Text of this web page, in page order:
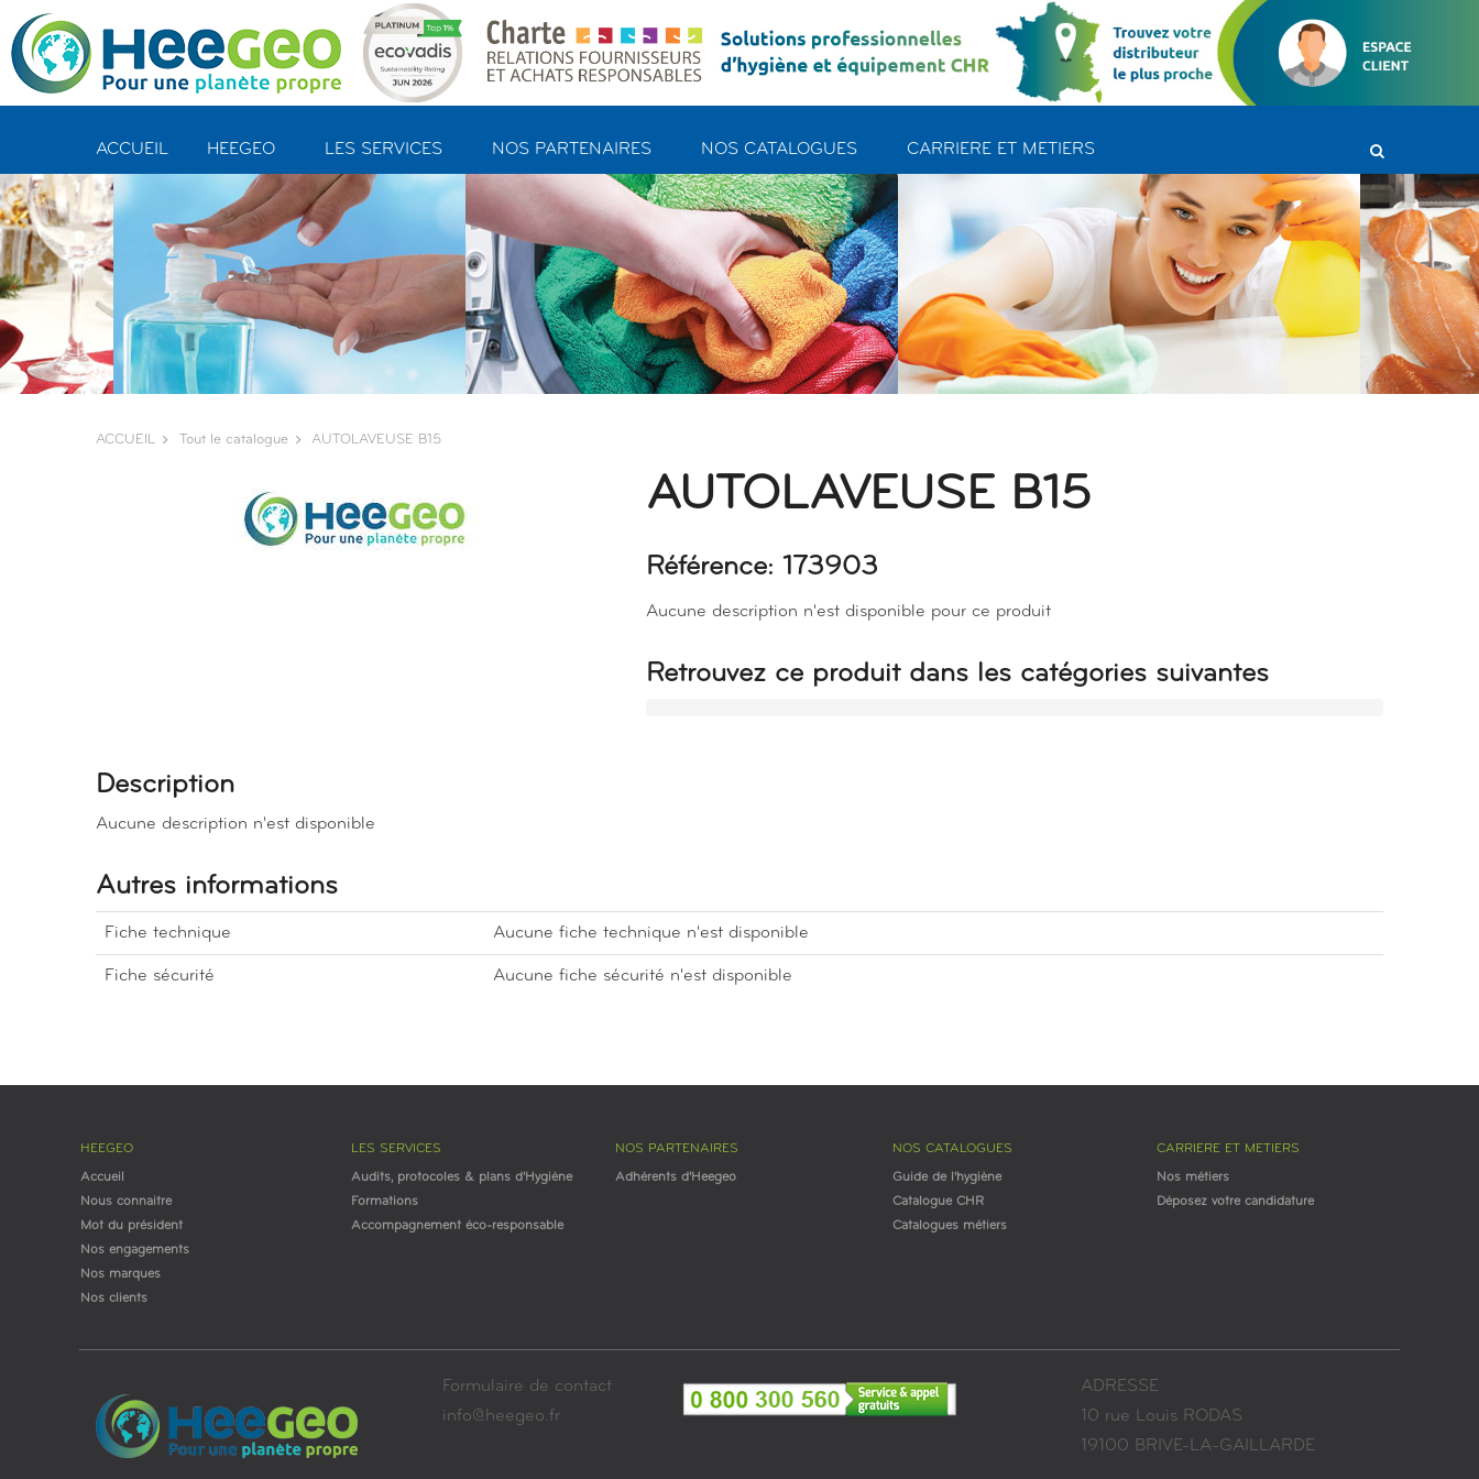
ACCUEIL HEEGEO LES SERVICES NOS PARTENAIRES NOS CATALOGUES CARRIERE ET METIERS
ACCUEIL Tout le catalogue AUTOLAVEUSE B15
AUTOLAVEUSE B15
Référence: 173903
Aucune description n'est disponible pour ce produit
Retrouvez ce produit dans les catégories suivantes
Description
Aucune description n'est disponible
Autres informations
Fiche technique Aucune fiche technique n'est disponible
Fiche sécurité Aucune fiche sécurité n'est disponible
HEEGEO
Accueil
Nous connaitre
Mot du président
Nos engagements
Nos marques
Nos clients
LES SERVICES
Audits, protocoles & plans d'Hygiène
Formations
Accompagnement éco-responsable
NOS PARTENAIRES
Adhérents d'Heegeo
NOS CATALOGUES
Guide de l'hygiène
Catalogue CHR
Catalogues métiers
CARRIERE ET METIERS
Nos métiers
Déposez votre candidature
Formulaire de contact
info@heegeo.fr
ADRESSE
10 rue Louis RODAS
19100 BRIVE-LA-GAILLARDE
Panneau de gestion des cookies